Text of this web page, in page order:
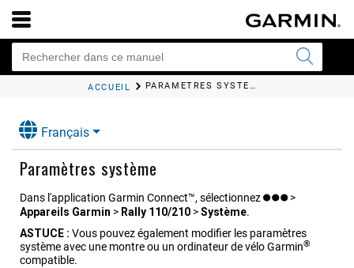
ACCUEIL PARAMÈTRES SYSTÈME
Français
Paramètres système
Dans l'application Garmin Connect™, sélectionnez
>
Appareils Garmin > Rally 110/210 >Système.
ASTUCE : Vous pouvez également modifier les paramètres
système avec une montre ou un ordinateur de vélo Garmin®
compatible.